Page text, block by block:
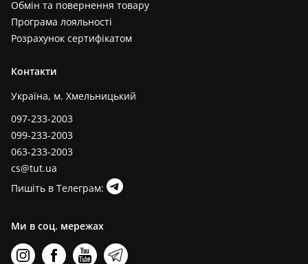
Обмін та повернення товару
Програма лояльності
Розрахунок сертифікатом
Контакти
Україна, м. Хмельницький
097-233-2003
099-233-2003
063-233-2003
cs@tut.ua
Пишіть в Телеграм:
Ми в соц. мережах